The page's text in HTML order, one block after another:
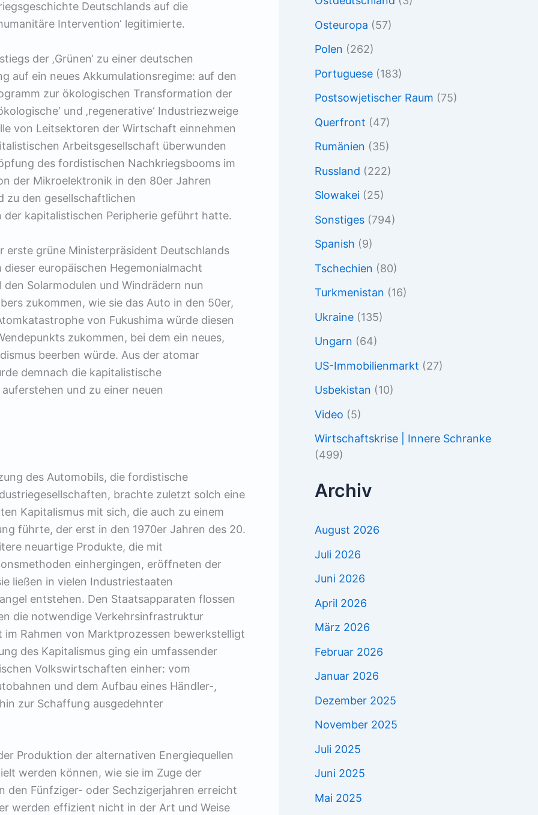
Deutschlands auf die
Intervention‘ legitimierte.
der ‚Grünen‘ zu einer deutschen
auf ein neues Akkumulationsregime: auf den
zur ökologischen Transformation der
und ‚regenerative‘ Industriezweige
von Leitsektoren der Wirtschaft einnehmen
Arbeitsgesellschaft überwunden
des fordistischen Nachkriegsbooms im
der Mikroelektronik in den 80er Jahren
zu den gesellschaftlichen
kapitalistischen Peripherie geführt hatte.
grüne Ministerpräsident Deutschlands
europäischen Hegemonialmacht
Solarmodulen und Windrädern nun
zukommen, wie sie das Auto in den 50er,
von Fukushima würde diesen
zukommen, bei dem ein neues,
beerben würde. Aus der atomar
demnach die kapitalistische
und zu einer neuen
des Automobils, die fordistische
brachte zuletzt solch eine
Kapitalismus mit sich, die auch zu einem
führte, der erst in den 1970er Jahren des 20.
neuartige Produkte, die mit
einhergingen, eröffneten der
ließen in vielen Industriestaaten
entstehen. Den Staatsapparaten flossen
die notwendige Verkehrsinfrastruktur
Rahmen von Marktprozessen bewerkstelligt
des Kapitalismus ging ein umfassender
Volkswirtschaften einher: vom
und dem Aufbau eines Händler-,
zur Schaffung ausgedehnter
Produktion der alternativen Energiequellen
werden können, wie sie im Zuge der
den Fünfziger- oder Sechzigerjahren erreicht
werden effizient nicht in der Art und Weise
Osteuropa (57)
Polen (262)
Portuguese (183)
Postsowjetischer Raum (75)
Querfront (47)
Rumänien (35)
Russland (222)
Slowakei (25)
Sonstiges (794)
Spanish (9)
Tschechien (80)
Turkmenistan (16)
Ukraine (135)
Ungarn (64)
US-Immobilienmarkt (27)
Usbekistan (10)
Video (5)
Wirtschaftskrise | Innere Schranke
(499)
Archiv
August 2026
Juli 2026
Juni 2026
April 2026
März 2026
Februar 2026
Januar 2026
Dezember 2025
November 2025
Juli 2025
Juni 2025
Mai 2025